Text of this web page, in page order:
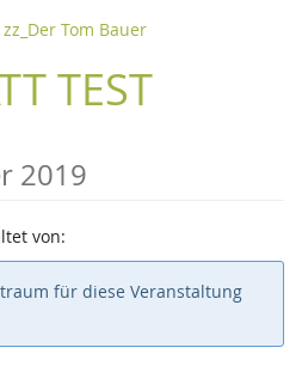
Tom Bauer
TEST
2019
von:
für diese Veranstaltung